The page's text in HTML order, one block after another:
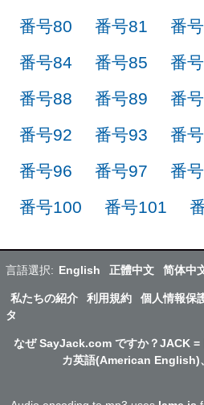
番号80
番号81 番
番号84
番号85 番
番号88
番号89 番
番号92
番号93 番
番号96
番号97 番
番号100
番号101
言語選択: English 正體中文 简体中
私たちの紹介 利用規約 個人情報保
タ
なぜ SayJack.com ですか？JACK =
カ英語(American English)